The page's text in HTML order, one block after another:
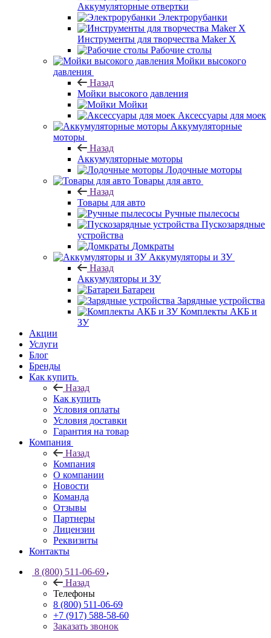
Аккумуляторные отвертки
Электрорубанки
Инструменты для творчества Maker X
Рабочие столы
Мойки высокого
давления
Назад
Мойки высокого давления
Мойки
Аксессуары для моек
Аккумуляторные
моторы
Назад
Аккумуляторные моторы
Лодочные моторы
Товары для авто
Назад
Товары для авто
Ручные пылесосы
Пускозарядные
устройства
Домкраты
Аккумуляторы и ЗУ
Назад
Аккумуляторы и ЗУ
Батареи
Зарядные устройства
Комплекты АКБ и
ЗУ
Акции
Услуги
Блог
Бренды
Как купить
Назад
Как купить
Условия оплаты
Условия доставки
Гарантия на товар
Компания
Назад
Компания
О компании
Новости
Команда
Отзывы
Партнеры
Лицензии
Реквизиты
Контакты
8 (800) 511-06-69
Назад
Телефоны
8 (800) 511-06-69
+7 (917) 588-58-60
Заказать звонок